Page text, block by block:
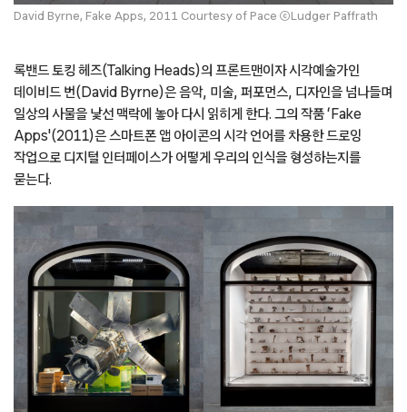
David Byrne, Fake Apps, 2011 Courtesy of Pace ⓒLudger Paffrath
록밴드 토킹 헤즈(Talking Heads)의 프론트맨이자 시각예술가인
데이비드 번(David Byrne)은 음악, 미술, 퍼포먼스, 디자인을 넘나들며
일상의 사물을 낯선 맥락에 놓아 다시 읽히게 한다. 그의 작품 ‘Fake
Apps'(2011)은 스마트폰 앱 아이콘의 시각 언어를 차용한 드로잉
작업으로 디지털 인터페이스가 어떻게 우리의 인식을 형성하는지를
묻는다.